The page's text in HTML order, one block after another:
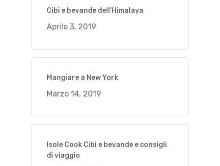
Cibi e bevande dell’Himalaya
Aprile 3, 2019
Mangiare a New York
Marzo 14, 2019
Isole Cook Cibi e bevande e consigli
di viaggio